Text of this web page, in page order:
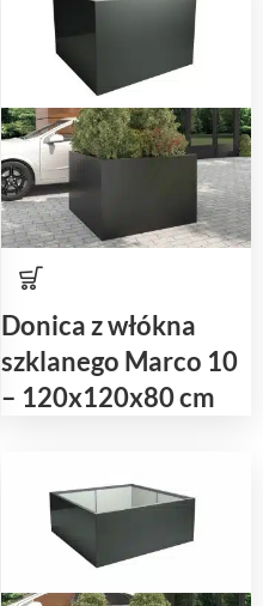
Donica z włókna
szklanego Marco 10
– 120x120x80 cm